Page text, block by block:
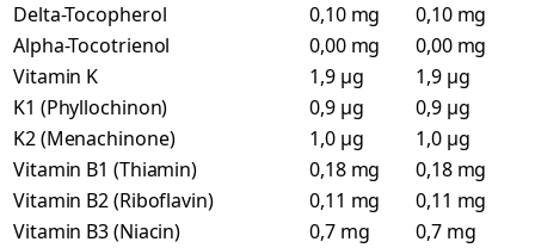
Delta-Tocopherol
0,10 mg
0,10 mg
Alpha-Tocotrienol
0,00 mg
0,00 mg
Vitamin K
1,9 µg
1,9 µg
K1 (Phyllochinon)
0,9 µg
0,9 µg
K2 (Menachinone)
1,0 µg
1,0 µg
Vitamin B1 (Thiamin)
0,18 mg
0,18 mg
Vitamin B2 (Riboflavin)
0,11 mg
0,11 mg
Vitamin B3 (Niacin)
0,7 mg
0,7 mg